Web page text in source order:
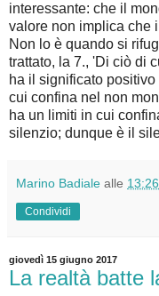
interessante: che il
valore non implica che
Non lo è quando si
trattato, la 7., 'Di ciò di
ha il significato
cui confina nel non
ha un limiti in cui
silenzio; dunque è il
Marino Badiale alle 13:26
Condividi
giovedì 15 giugno 2017
La realtà batte